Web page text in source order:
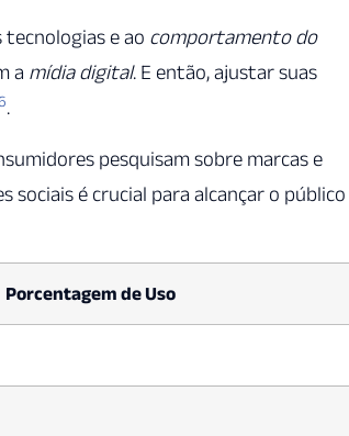
tecnologias e ao comportamento do
a mídia digital. E então, ajustar suas
.
pesquisam sobre marcas e
sociais é crucial para alcançar o
Porcentagem de Uso